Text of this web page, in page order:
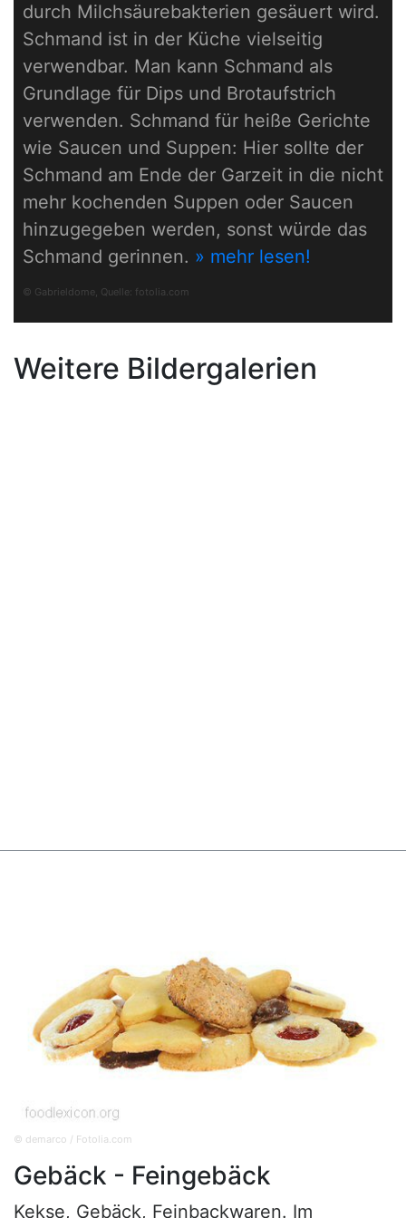
durch Milchsäurebakterien gesäuert wird.
Schmand ist in der Küche vielseitig
verwendbar. Man kann Schmand als
Grundlage für Dips und Brotaufstrich
verwenden. Schmand für heiße Gerichte
wie Saucen und Suppen: Hier sollte der
Schmand am Ende der Garzeit in die nicht
mehr kochenden Suppen oder Saucen
hinzugegeben werden, sonst würde das
Schmand gerinnen. » mehr lesen!
© Gabrieldome, Quelle: fotolia.com
Weitere Bildergalerien
© demarco / Fotolia.com
Gebäck - Feingebäck
Kekse, Gebäck, Feinbackwaren. Im